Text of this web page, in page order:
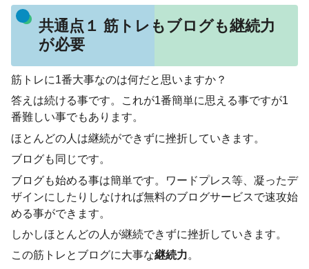
共通点１ 筋トレもブログも継続力
が必要
筋トレに1番大事なのは何だと思いますか？
答えは続ける事です。これが1番簡単に思える事ですが1
番難しい事でもあります。
ほとんどの人は継続ができずに挫折していきます。
ブログも同じです。
ブログも始める事は簡単です。ワードプレス等、凝ったデ
ザインにしたりしなければ無料のブログサービスで速攻始
める事ができます。
しかしほとんどの人が継続できずに挫折していきます。
この筋トレとブログに大事な継続力。